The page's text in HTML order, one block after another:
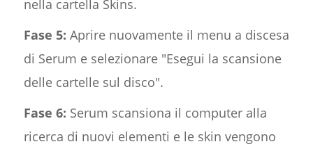
nella cartella Skins.
Fase 5: Aprire nuovamente il menu a discesa
di Serum e selezionare "Esegui la scansione
delle cartelle sul disco".
Fase 6: Serum scansiona il computer alla
ricerca di nuovi elementi e le skin vengono